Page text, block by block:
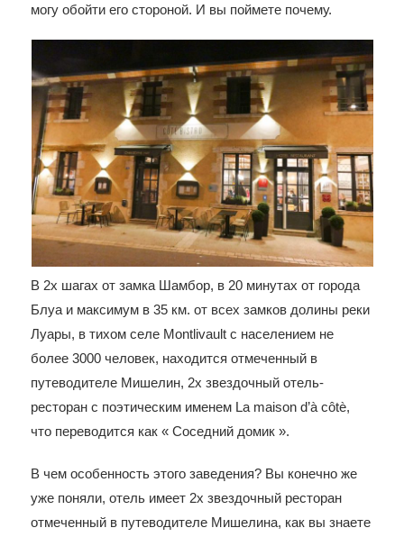
могу обойти его стороной. И вы поймете почему.
В 2х шагах от замка Шамбор, в 20 минутах от города
Блуа и максимум в 35 км. от всех замков долины реки
Луары, в тихом селе Montlivault с населением не
более 3000 человек, находится отмеченный в
путеводителе Мишелин, 2х звездочный отель-
ресторан с поэтическим именем La maison d’à côtè,
что переводится как « Соседний домик ».
В чем особенность этого заведения? Вы конечно же
уже поняли, отель имеет 2х звездочный ресторан
отмеченный в путеводителе Мишелина, как вы знаете